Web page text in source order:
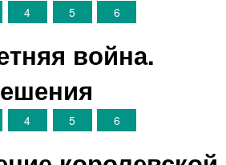
4 5 6
война.
4 5 6